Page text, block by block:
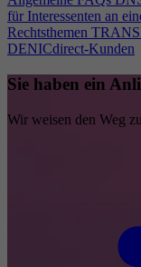
für Interessenten an
Rechtsthemen
DENICdirect-Kunden
Sie haben ein
Wir weisen den Weg